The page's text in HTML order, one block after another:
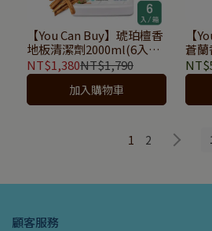
【You Can Buy】琥珀檀香
地板清潔劑2000ml(6入箱
購)
NT$1,380NT$1,790
加入購物車
【
蒼
惠
1 2
顧客服務